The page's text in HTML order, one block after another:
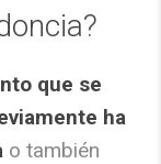
que se
ha
o también